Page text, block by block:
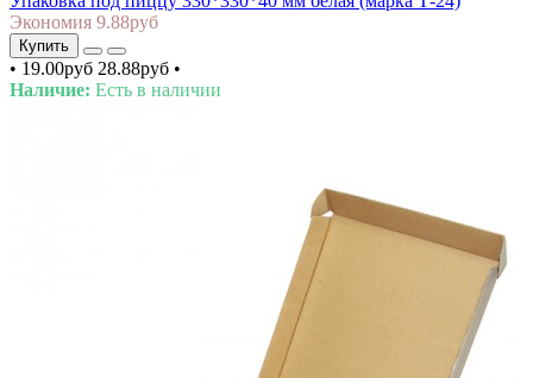
Экономия 9.88руб
Купить
• 19.00руб 28.88руб •
Наличие: Есть в наличии